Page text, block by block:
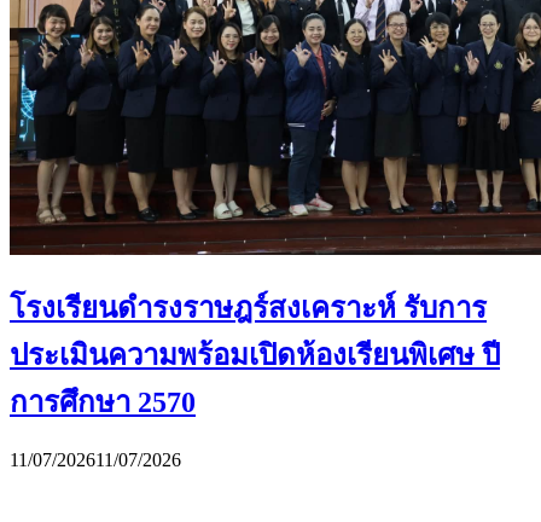
โรงเรียนดำรงราษฎร์สงเคราะห์ รับการ
ประเมินความพร้อมเปิดห้องเรียนพิเศษ ปี
การศึกษา 2570
11/07/202611/07/2026